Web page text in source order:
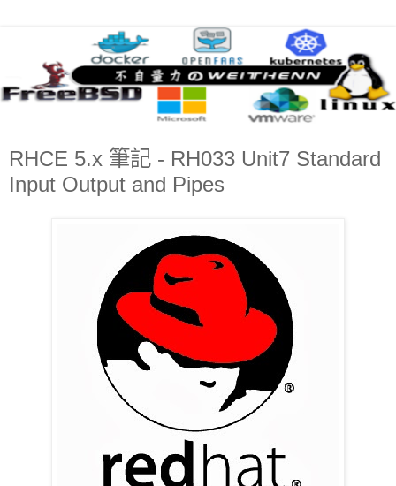
RHCE 5.x 筆記 - RH033 Unit7 Standard
Input Output and Pipes